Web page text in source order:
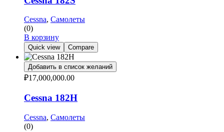
Cessna, Самолеты
(0)
В корзину
Quick view Compare
Добавить в список желаний
₽17,000,000.00
Cessna 182H
Cessna, Самолеты
(0)